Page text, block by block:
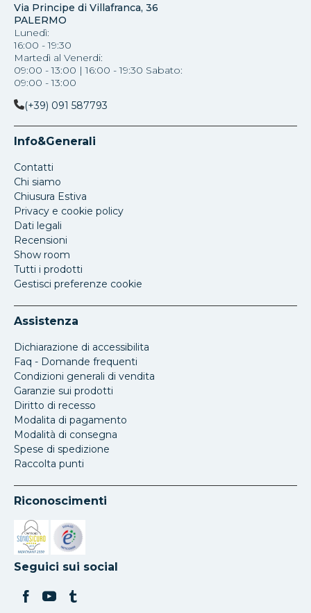
Via Principe di Villafranca, 36
PALERMO
Lunedì:
16:00 - 19:30
Martedì al Venerdi:
09:00 - 13:00 | 16:00 - 19:30 Sabato:
09:00 - 13:00
(+39) 091 587793
Info&Generali
Contatti
Chi siamo
Chiusura Estiva
Privacy e cookie policy
Dati legali
Recensioni
Show room
Tutti i prodotti
Gestisci preferenze cookie
Assistenza
Dichiarazione di accessibilita
Faq - Domande frequenti
Condizioni generali di vendita
Garanzie sui prodotti
Diritto di recesso
Modalita di pagamento
Modalità di consegna
Spese di spedizione
Raccolta punti
Riconoscimenti
Si apre in una nuova scheda
Si apre in una nuova scheda
Seguici sui social